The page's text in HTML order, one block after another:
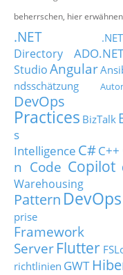
Suche
beherrschen, hier
.NET
Directory
ADO.NET
StudioAngular
ndsschätzung
DevOps
Practices BizTalk
s
Intelligence C#C++
n Code Copilot
Warehousing
Pattern DevOps
prise
Framework
Server Flutter
richtlinien GWT